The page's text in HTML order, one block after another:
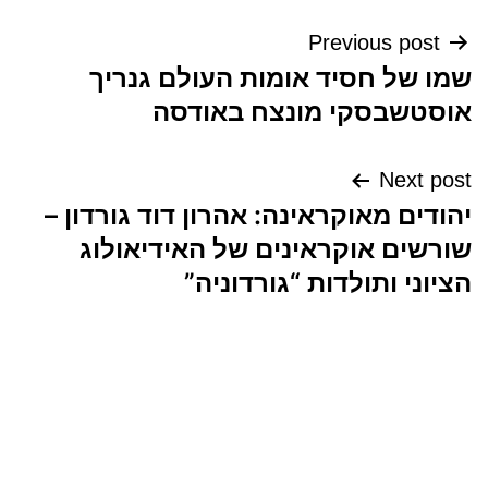
ניווט
Previous post
שמו של חסיד אומות העולם גנריך
אוסטשבסקי מונצח באודסה
Next post
יהודים מאוקראינה: אהרון דוד גורדון –
שורשים אוקראינים של האידיאולוג
הציוני ותולדות “גורדוניה”